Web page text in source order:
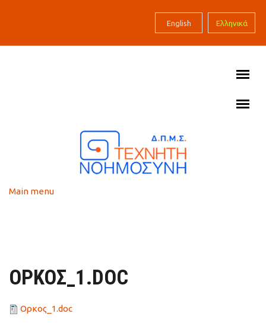
English Ελληνικά
Main menu
ΟΡΚΟΣ_1.DOC
Ορκος_1.doc